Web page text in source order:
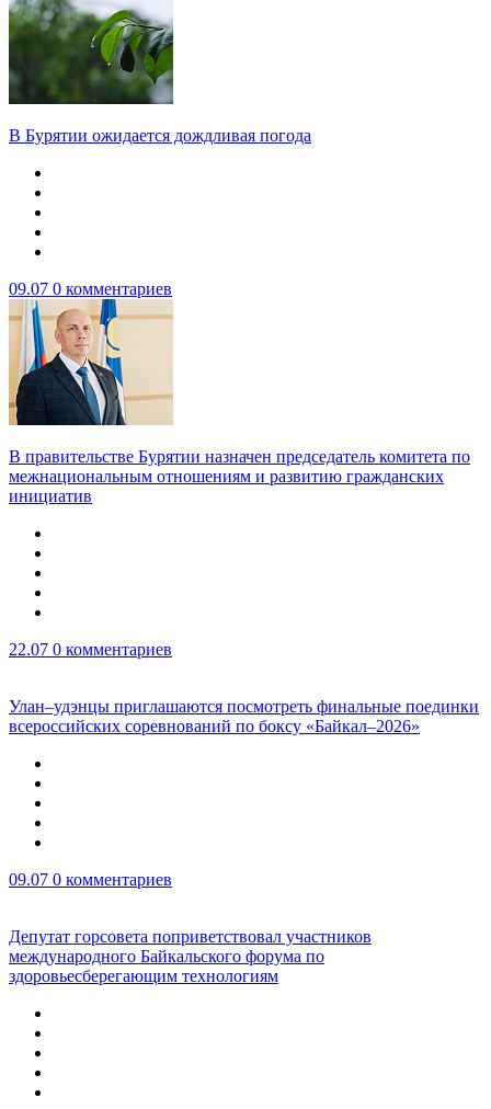
В Бурятии ожидается дождливая погода
09.07 0 комментариев
В правительстве Бурятии назначен председатель комитета по
межнациональным отношениям и развитию гражданских
инициатив
22.07 0 комментариев
Улан–удэнцы приглашаются посмотреть финальные поединки
всероссийских соревнований по боксу «Байкал–2026»
09.07 0 комментариев
Депутат горсовета поприветствовал участников
международного Байкальского форума по
здоровьесберегающим технологиям